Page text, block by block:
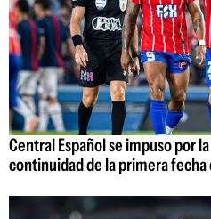
Central Español se impuso por
continuidad de la primera fecha